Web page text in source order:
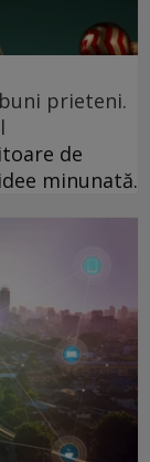
prieteni.
de
minunată.